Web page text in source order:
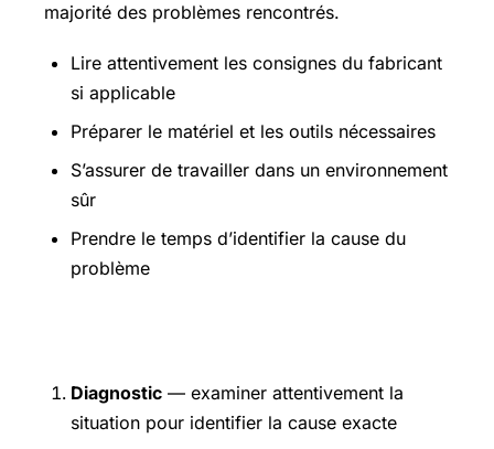
majorité des problèmes rencontrés.
Lire attentivement les consignes du fabricant
si applicable
Préparer le matériel et les outils nécessaires
S’assurer de travailler dans un environnement
sûr
Prendre le temps d’identifier la cause du
problème
Diagnostic — examiner attentivement la
situation pour identifier la cause exacte